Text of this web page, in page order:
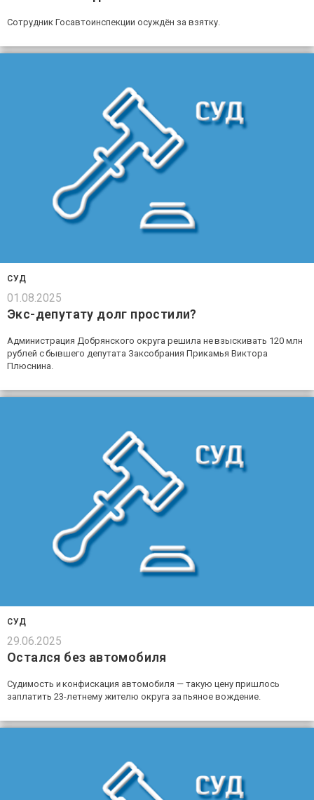
Сотрудник Госавтоинспекции осуждён за взятку.
СУД
01.08.2025
Экс-депутату долг простили?
Администрация Добрянского округа решила не взыскивать 120 млн
рублей с бывшего депутата Заксобрания Прикамья Виктора
Плюснина.
СУД
29.06.2025
Остался без автомобиля
Судимость и конфискация автомобиля — такую цену пришлось
заплатить 23-летнему жителю округа за пьяное вождение.